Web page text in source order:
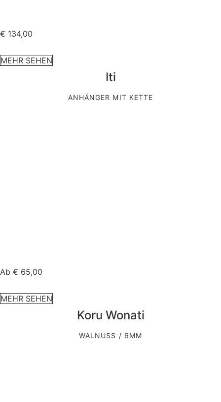
€ 134,00
MEHR SEHEN
Iti
ANHÄNGER MIT KETTE
Ab € 65,00
MEHR SEHEN
Koru Wonati
WALNUSS / 6MM